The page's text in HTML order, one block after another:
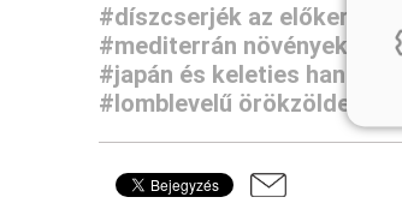
#díszcserjék az előkertbe
#mediterrán növények
#japán és keleties
#lomblevelű örökzöldek